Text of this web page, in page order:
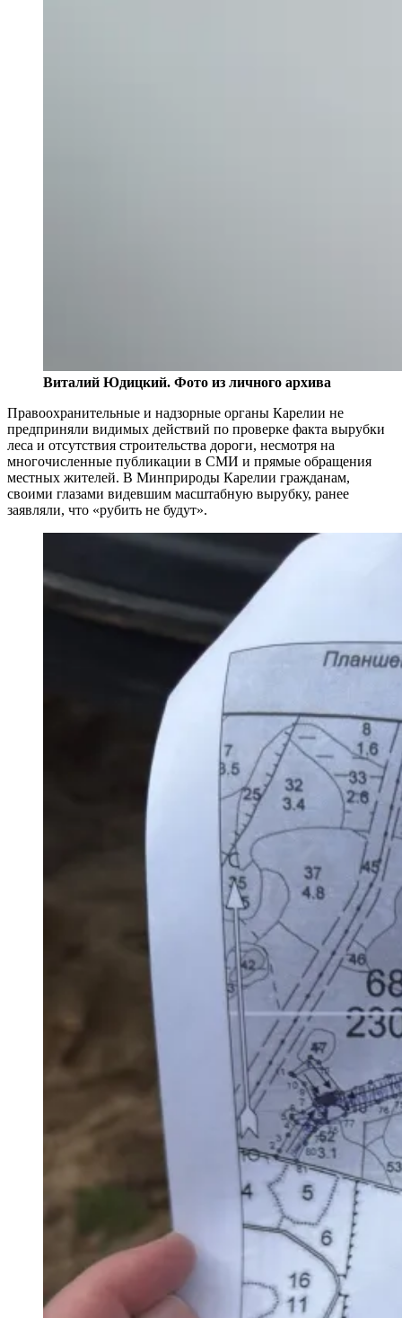
Виталий Юдицкий. Фото из личного архива
Правоохранительные и надзорные органы Карелии не
предприняли видимых действий по проверке факта вырубки
леса и отсутствия строительства дороги, несмотря на
многочисленные публикации в СМИ и прямые обращения
местных жителей. В Минприроды Карелии гражданам,
своими глазами видевшим масштабную вырубку, ранее
заявляли, что «рубить не будут».